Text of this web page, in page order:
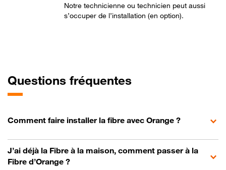
Notre technicienne ou technicien peut aussi
s’occuper de l’installation (en option).
Questions fréquentes
Comment faire installer la fibre avec Orange ?
J’ai déjà la Fibre à la maison, comment passer à la
Fibre d’Orange ?